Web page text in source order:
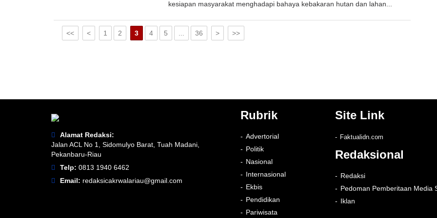
kesiapan masyarakat menghadapi bahaya kebakaran hutan dan lahan...
<< < 1 2 3 4 5 36 > >>
Alamat Redaksi:
Jalan ACL No 1, Sidomulyo Barat, Tuah Madani,
Pekanbaru-Riau
Telp: 0813 1940 6462
Email: redaksicakrwalariau@gmail.com
Rubrik
Advertorial
Politik
Nasional
Internasional
Ekbis
Pendidikan
Pariwisata
Site Link
Faktualidn.com
Redaksional
Redaksi
Pedoman Pemberitaan Media
Iklan